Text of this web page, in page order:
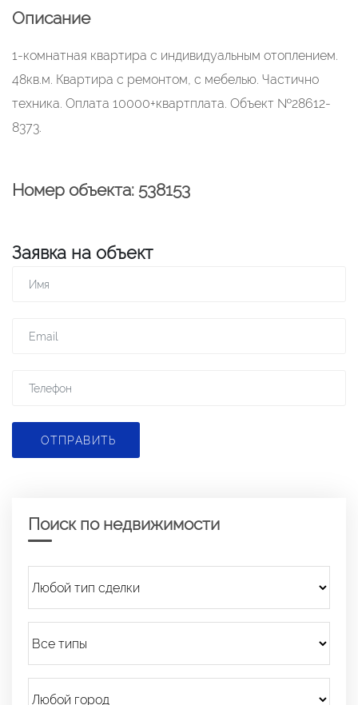
Описание
1-комнатная квартира с индивидуальным отоплением.
48кв.м. Квартира с ремонтом, с мебелью. Частично
техника. Оплата 10000+квартплата. Объект №28612-
8373.
Номер объекта: 538153
Заявка на объект
ОТПРАВИТЬ
Поиск по недвижимости